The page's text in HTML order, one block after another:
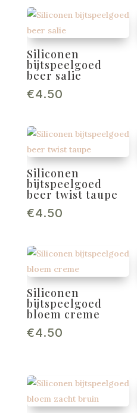
Siliconen
bijtspeelgoed
beer salie
€4.50
Siliconen
bijtspeelgoed
beer twist taupe
€4.50
Siliconen
bijtspeelgoed
bloem creme
€4.50